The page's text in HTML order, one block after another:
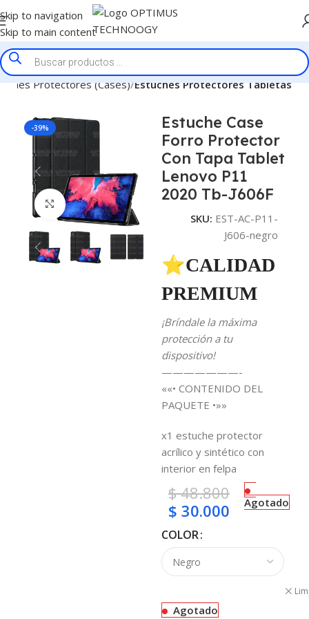
Skip to navigation
Skip to main content
Protectores (Cases) Estuches Protectores Tabletas
-39%
Click to enlarge
Estuche Case
Forro Protector
Con Tapa Tablet
Lenovo P11
2020 Tb-J606F
SKU: EST-AC-P11-
J606-negro
⭐CALIDAD
PREMIUM
¡Bríndale la máxima
protección a tu
dispositivo!
———————-
««• CONTENIDO DEL
PAQUETE •»»
x1 estuche protector
acrílico y sintético con
interior en felpa
$48.800
$ 30.000 Agotado
COLOR
Agotado